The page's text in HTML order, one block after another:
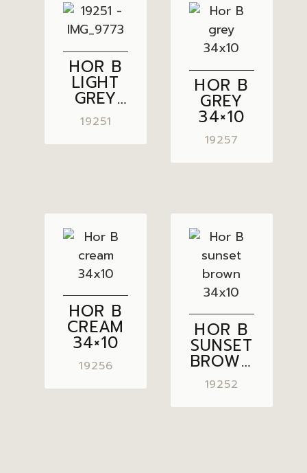
HOR B
LIGHT
GREY
34×10
19251
HOR B
GREY
34×10
19257
HOR B
CREAM
34×10
19256
HOR B
SUNSET
BROWN
34×10
19252